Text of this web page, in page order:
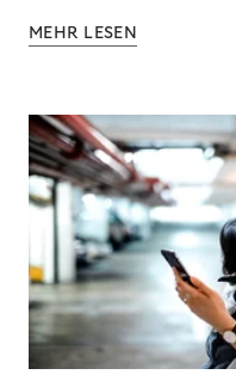
MEHR LESEN